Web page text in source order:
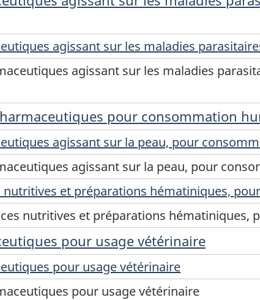
agissant sur les maladies
agissant sur les maladies
pour consommation
agissant sur la peau, pour
agissant sur la peau, pour
nutritives et préparations hématiniques,
nutritives et préparations
pour usage vétérinaire
pour usage vétérinaire
pour usage vétérinaire